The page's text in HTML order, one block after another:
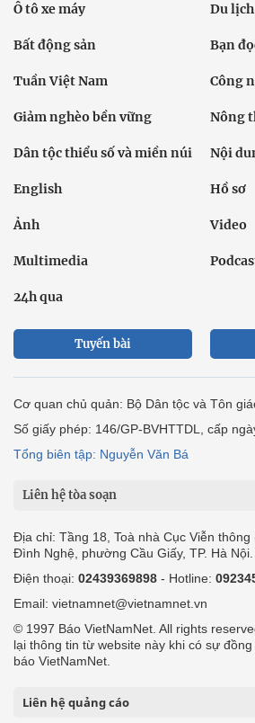
Ô tô xe máy Du lịch
Bất động sản Bạn
Tuần Việt Nam Công
Giảm nghèo bền vững Nông
Dân tộc thiểu số và miền núi Nội
English Hồ sơ
Ảnh Video
Multimedia
24h qua
Tuyến bài
Cơ quan chủ quản: Bộ Dân tộc và Tôn
Số giấy phép: 146/GP-BVHTTDL, cấp
Tổng biên tập: Nguyễn Văn Bá
Liên hệ tòa soạn
Địa chỉ: Tầng 18, Toà nhà Cục Viễn thông
Đình Nghệ, phường Cầu Giấy, TP. Hà Nội.
Điện thoại: 02439369898 - Hotline:
Email: vietnamnet@vietnamnet.vn
© 1997 Báo VietNamNet. All rights
lại thông tin từ website này khi có sự
báo VietNamNet.
Liên hệ quảng cáo